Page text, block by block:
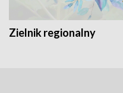
Zielnik regionalny